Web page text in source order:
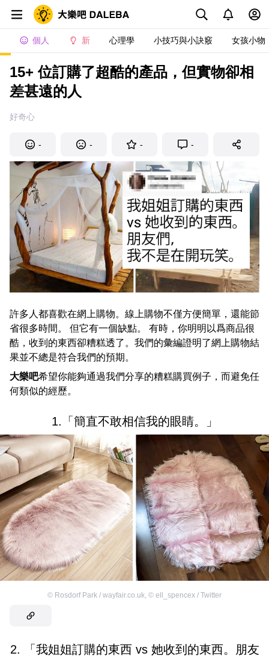
個人 新 心理學 小技巧與小訣竅 女孩小物
15+ 位訂購了超酷的產品，但實物卻相
差甚遠的人
好奇心
- - - -
許多人都喜歡在網上購物。線上購物不僅方便簡單，還能節
省很多時間。 但它有一個缺點。 有時，你明明以爲商品很
酷，收到的東西卻糟糕透了。我們的彙編證明了網上購物結
果並不總是符合我們的預期。
大樂吧希望你能夠通過我們分享的糟糕購買例子，而避免任
何類似的經歷。
1.「簡直不敢相信我的眼睛。」
© Rosdorf Park / wayfair.co.uk, © ell_spencex / Twitter
2. 「我姐姐訂購的東西 vs 她收到的東西。朋友